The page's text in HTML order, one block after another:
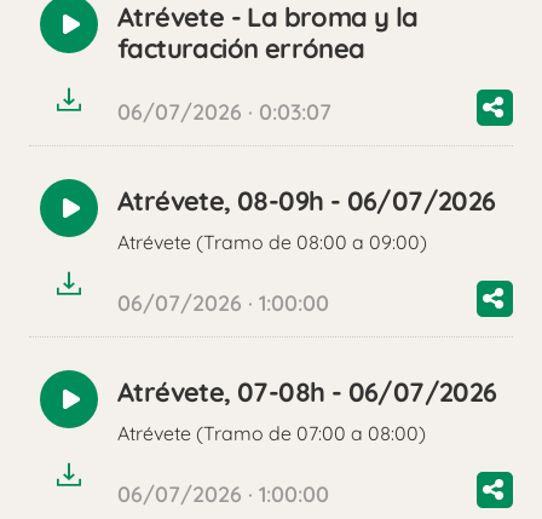
Reproducir
audio
Atrévete - La broma y la
facturación errónea
06/07/2026 · 0:03:07
Reproducir
audio
Atrévete, 08-09h - 06/07/2026
Atrévete (Tramo de 08:00 a 09:00)
06/07/2026 · 1:00:00
Reproducir
audio
Atrévete, 07-08h - 06/07/2026
Atrévete (Tramo de 07:00 a 08:00)
06/07/2026 · 1:00:00